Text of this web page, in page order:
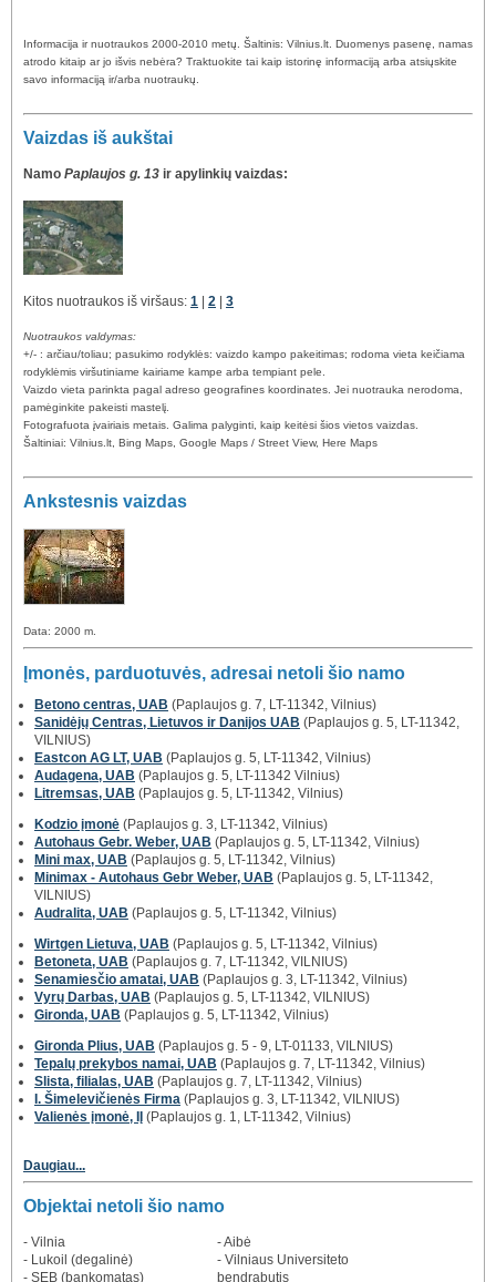
Informacija ir nuotraukos 2000-2010 metų. Šaltinis: Vilnius.lt. Duomenys pasenę, namas
atrodo kitaip ar jo išvis nebėra? Traktuokite tai kaip istorinę informaciją arba atsiųskite
savo informaciją ir/arba nuotraukų.
Vaizdas iš aukštai
Namo Paplaujos g. 13 ir apylinkių vaizdas:
Kitos nuotraukos iš viršaus: 1 2 3
Nuotraukos valdymas:
+/- : arčiau/toliau; pasukimo rodyklės: vaizdo kampo pakeitimas; rodoma vieta keičiama
rodyklėmis viršutiniame kairiame kampe arba tempiant pele.
Vaizdo vieta parinkta pagal adreso geografines koordinates. Jei nuotrauka nerodoma,
pamėginkite pakeisti mastelį.
Fotografuota įvairiais metais. Galima palyginti, kaip keitėsi šios vietos vaizdas.
Šaltiniai: Vilnius.lt, Bing Maps, Google Maps / Street View, Here Maps
Ankstesnis vaizdas
Data: 2000 m.
Įmonės, parduotuvės, adresai netoli šio namo
Betono centras, UAB (Paplaujos g. 7, LT-11342, Vilnius)
Sanidėjų Centras, Lietuvos ir Danijos UAB (Paplaujos g. 5, LT-11342,
VILNIUS)
Eastcon AG LT, UAB (Paplaujos g. 5, LT-11342, Vilnius)
Audagena, UAB (Paplaujos g. 5, LT-11342 Vilnius)
Litremsas, UAB (Paplaujos g. 5, LT-11342, Vilnius)
Kodzio įmonė (Paplaujos g. 3, LT-11342, Vilnius)
Autohaus Gebr. Weber, UAB (Paplaujos g. 5, LT-11342, Vilnius)
Mini max, UAB (Paplaujos g. 5, LT-11342, Vilnius)
Minimax - Autohaus Gebr Weber, UAB (Paplaujos g. 5, LT-11342,
VILNIUS)
Audralita, UAB (Paplaujos g. 5, LT-11342, Vilnius)
Wirtgen Lietuva, UAB (Paplaujos g. 5, LT-11342, Vilnius)
Betoneta, UAB (Paplaujos g. 7, LT-11342, VILNIUS)
Senamiesčio amatai, UAB (Paplaujos g. 3, LT-11342, Vilnius)
Vyrų Darbas, UAB (Paplaujos g. 5, LT-11342, VILNIUS)
Gironda, UAB (Paplaujos g. 5, LT-11342, Vilnius)
Gironda Plius, UAB (Paplaujos g. 5 - 9, LT-01133, VILNIUS)
Tepalų prekybos namai, UAB (Paplaujos g. 7, LT-11342, Vilnius)
Slista, filialas, UAB (Paplaujos g. 7, LT-11342, Vilnius)
I. Šimelevičienės Firma (Paplaujos g. 3, LT-11342, VILNIUS)
Valienės įmonė, IĮ (Paplaujos g. 1, LT-11342, Vilnius)
Daugiau...
Objektai netoli šio namo
- Vilnia
- Lukoil (degalinė)
- SEB (bankomatas)
- Aibė
- Vilniaus Universiteto
bendrabutis